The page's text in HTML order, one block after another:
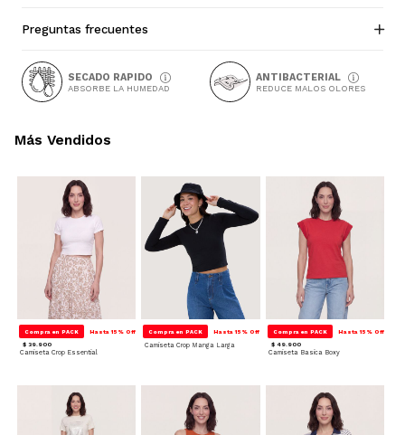
Preguntas frecuentes
SECADO RAPIDO
ABSORBE LA HUMEDAD
ANTIBACTERIAL
REDUCE MALOS OLORES
Compra en PACK Hasta 15% Off
$ 39.900
Camiseta Crop Essential
Compra en PACK Hasta 15% Off
Camiseta Crop Manga Larga
Compra en PACK Hasta 15% Off
$ 49.900
Camiseta Basica Boxy
Más Vendidos